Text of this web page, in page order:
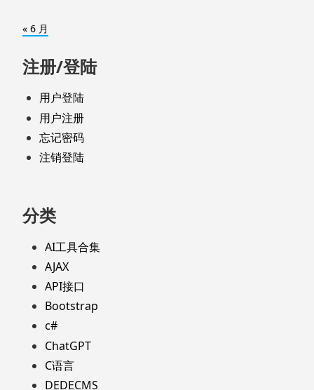
« 6 月
注册/登陆
用户登陆
用户注册
忘记密码
注销登陆
分类
AI工具合集
AJAX
API接口
Bootstrap
c#
ChatGPT
C语言
DEDECMS